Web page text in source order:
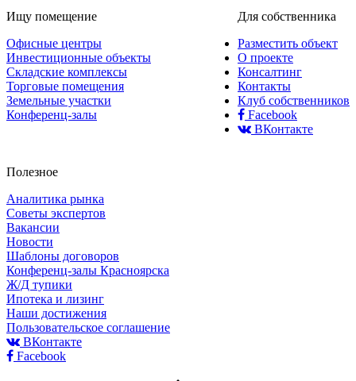
Ищу помещение
Офисные центры
Инвестиционные объекты
Складские комплексы
Торговые помещения
Земельные участки
Конференц-залы
Для собственника
Разместить объект
О проекте
Консалтинг
Контакты
Клуб собственников
Facebook
ВКонтакте
Полезное
Аналитика рынка
Советы экспертов
Вакансии
Новости
Шаблоны договоров
Конференц-залы Красноярска
Ж/Д тупики
Ипотека и лизинг
Наши достижения
Пользовательское соглашение
ВКонтакте
Facebook